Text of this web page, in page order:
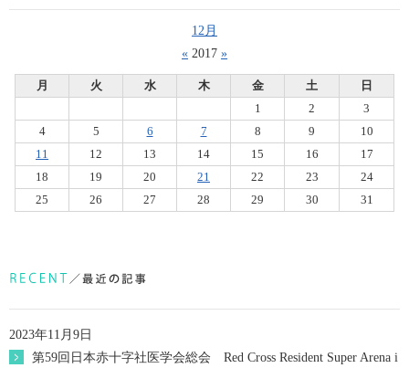
12月
« 2017 »
月 火 水 木 金 土
日
1
2
3
4
5 6 7 8 9
10
11
12 13 14 15 16
17
18
19 20 21 22 23
24
25
26 27 28 29 30 31
2023年11月9日
第59回日本赤十字社医学会総会 Red Cross Resident Super Arena i